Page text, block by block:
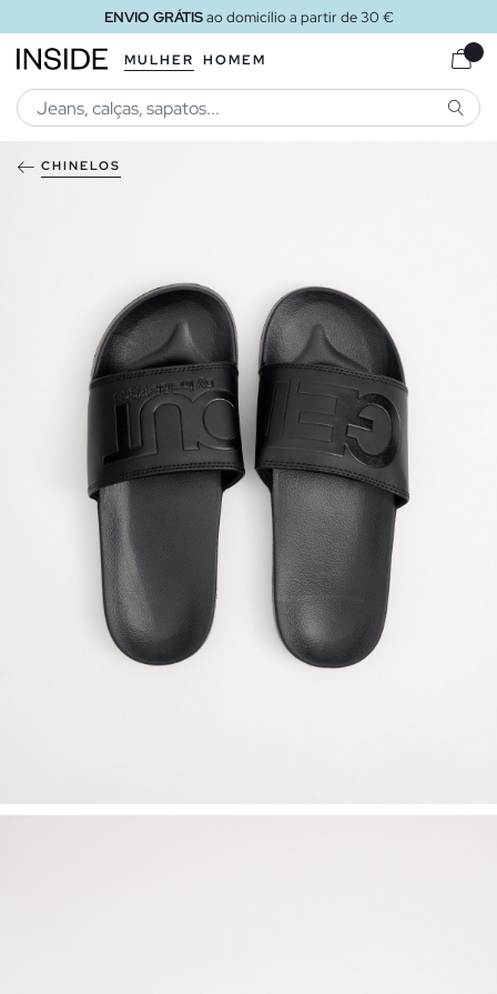
ENVIO GRÁTISao domicílio a partir de 30 €
MULHER HOMEM
CHINELOS